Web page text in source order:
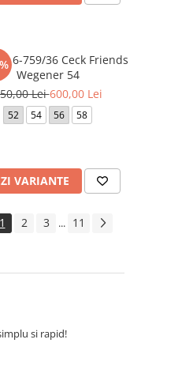
6-759/36 Ceck Friends
Wegener 54
Lei600,00 Lei
52 54 56 58
VARIANTE
1 2 3 ... 11
si rapid!